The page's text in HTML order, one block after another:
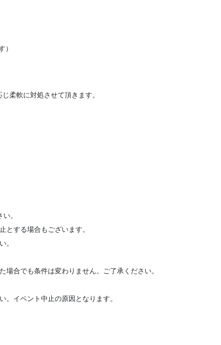
）
柔軟に対処させて頂きます。
。
する場合もございます。
。
合でも条件は変わりません。ご了承ください。
イベント中止の原因となります。